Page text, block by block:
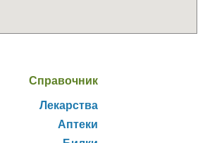
Справочник
Лекарства
Аптеки